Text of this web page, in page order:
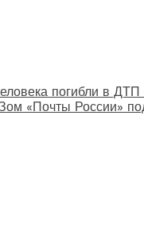
погибли в ДТП
«Почты России»